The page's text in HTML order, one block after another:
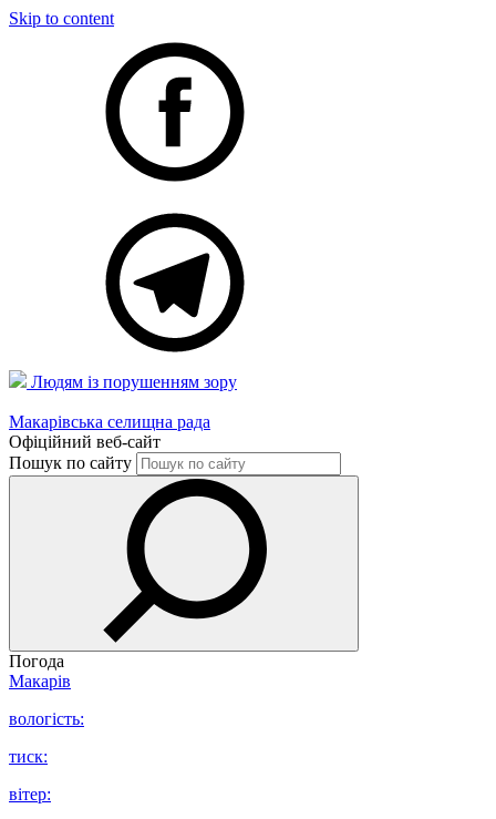
Skip to content
Людям із порушенням зору
Макарівська селищна рада
Офіційний веб-сайт
Пошук по сайту
Погода
Макарів
вологість:
тиск:
вітер: